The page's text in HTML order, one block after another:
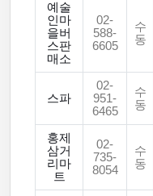
예술
인마
을버
스판
매소
02-
588-
6605
수
동
스파
02-
951-
6465
수
동
홍제
삼거
리마
트
02-
735-
8054
수
동